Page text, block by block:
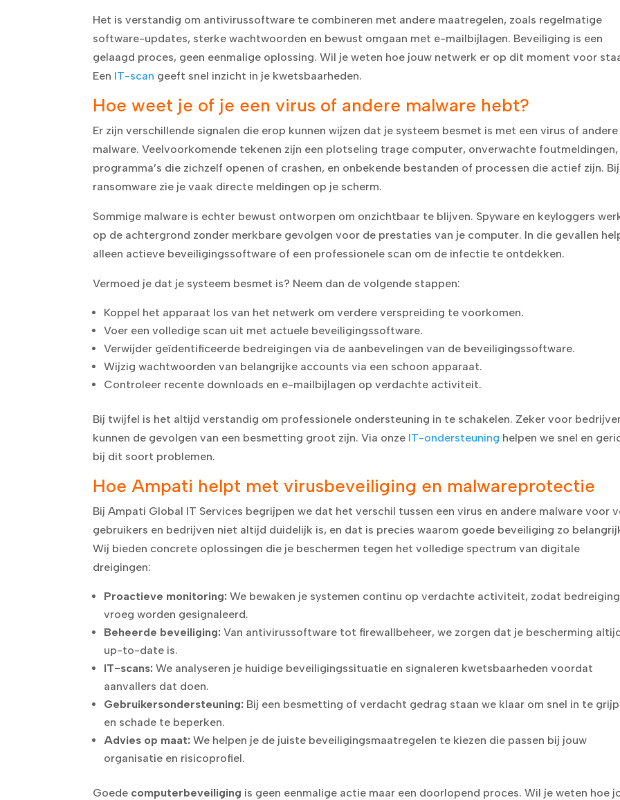
Het is verstandig om antivirussoftware te combineren met andere maatregelen, zoals regelmatige
software-updates, sterke wachtwoorden en bewust omgaan met e-mailbijlagen. Beveiliging is een
gelaagd proces, geen eenmalige oplossing. Wil je weten hoe jouw netwerk er op dit moment voor
Een IT-scan geeft snel inzicht in je kwetsbaarheden.
Hoe weet je of je een virus of andere malware hebt?
Er zijn verschillende signalen die erop kunnen wijzen dat je systeem besmet is met een virus of andere
malware. Veelvoorkomende tekenen zijn een plotseling trage computer, onverwachte foutmeldingen,
programma’s die zichzelf openen of crashen, en onbekende bestanden of processen die actief zijn. Bij
ransomware zie je vaak directe meldingen op je scherm.
Sommige malware is echter bewust ontworpen om onzichtbaar te blijven. Spyware en keyloggers
op de achtergrond zonder merkbare gevolgen voor de prestaties van je computer. In die gevallen
alleen actieve beveiligingssoftware of een professionele scan om de infectie te ontdekken.
Vermoed je dat je systeem besmet is? Neem dan de volgende stappen:
Koppel het apparaat los van het netwerk om verdere verspreiding te voorkomen.
Voer een volledige scan uit met actuele beveiligingssoftware.
Verwijder geïdentificeerde bedreigingen via de aanbevelingen van de beveiligingssoftware.
Wijzig wachtwoorden van belangrijke accounts via een schoon apparaat.
Controleer recente downloads en e-mailbijlagen op verdachte activiteit.
Bij twijfel is het altijd verstandig om professionele ondersteuning in te schakelen. Zeker voor
kunnen de gevolgen van een besmetting groot zijn. Via onze IT-ondersteuning helpen we snel en
bij dit soort problemen.
Hoe Ampati helpt met virusbeveiliging en malwareprotectie
Bij Ampati Global IT Services begrijpen we dat het verschil tussen een virus en andere malware voor
gebruikers en bedrijven niet altijd duidelijk is, en dat is precies waarom goede beveiliging zo
Wij bieden concrete oplossingen die je beschermen tegen het volledige spectrum van digitale
dreigingen:
Proactieve monitoring: We bewaken je systemen continu op verdachte activiteit, zodat
vroeg worden gesignaleerd.
Beheerde beveiliging: Van antivirussoftware tot firewallbeheer, we zorgen dat je bescherming
up-to-date is.
IT-scans: We analyseren je huidige beveiligingssituatie en signaleren kwetsbaarheden voordat
aanvallers dat doen.
Gebruikersondersteuning: Bij een besmetting of verdacht gedrag staan we klaar om snel in te
en schade te beperken.
Advies op maat: We helpen je de juiste beveiligingsmaatregelen te kiezen die passen bij jouw
organisatie en risicoprofiel.
Goede computerbeveiliging is geen eenmalige actie maar een doorlopend proces. Wil je weten hoe